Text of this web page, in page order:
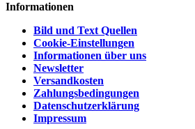
Informationen
Bild und Text Quellen
Cookie-Einstellungen
Informationen über uns
Newsletter
Versandkosten
Zahlungsbedingungen
Datenschutzerklärung
Impressum